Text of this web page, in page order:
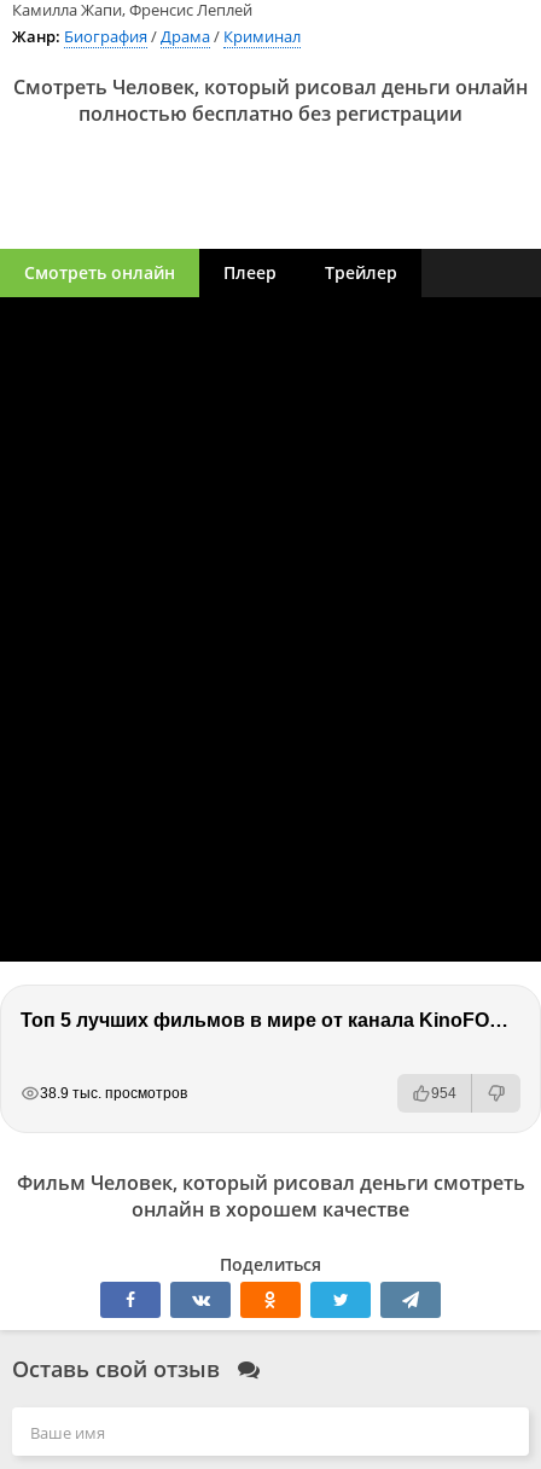
Камилла Жапи, Френсис Леплей
Жанр: Биография/Драма/ Криминал
Смотреть Человек, который рисовал деньги онлайн
полностью бесплатно без регистрации
Смотреть онлайн Плеер Трейлер
Топ 5 лучших фильмов в мире от канала KinoFOX / Подкаст про кино / Разговор о фильмах / Обсуждение
38.9 тыс. просмотров 954
Фильм Человек, который рисовал деньги смотреть
онлайн в хорошем качестве
Поделиться
Оставь свой отзыв